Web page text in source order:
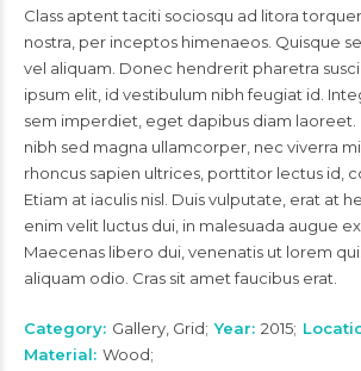
Class aptent taciti sociosqu ad litora
nostra, per inceptos himenaeos. Quisque
vel aliquam. Donec hendrerit pharetra
ipsum elit, id vestibulum nibh feugiat id.
sem imperdiet, eget dapibus diam laoreet.
nibh sed magna ullamcorper, nec viverra
rhoncus sapien ultrices, porttitor lectus id,
Etiam at iaculis nisl. Duis vulputate, erat at
enim velit luctus dui, in malesuada augue ex
Maecenas libero dui, venenatis ut lorem
aliquam odio. Cras sit amet faucibus erat.
Category Gallery, Grid Year 2015
Material Wood